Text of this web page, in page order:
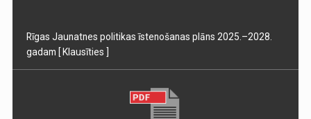
Rīgas Jaunatnes politikas īstenošanas plāns 2025.–2028.
gadam [ Klausīties ]